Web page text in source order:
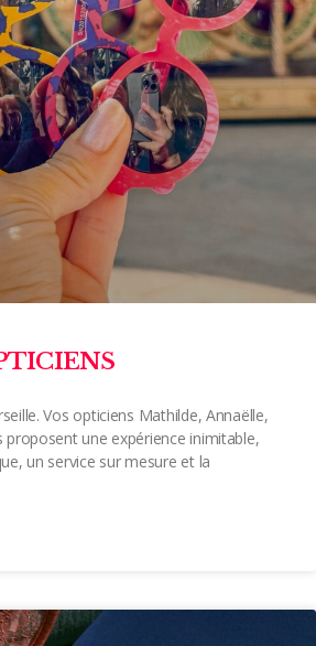
Vos opticiens Mathilde, Annaëlle,
proposent une expérience inimitable,
un service sur mesure et la